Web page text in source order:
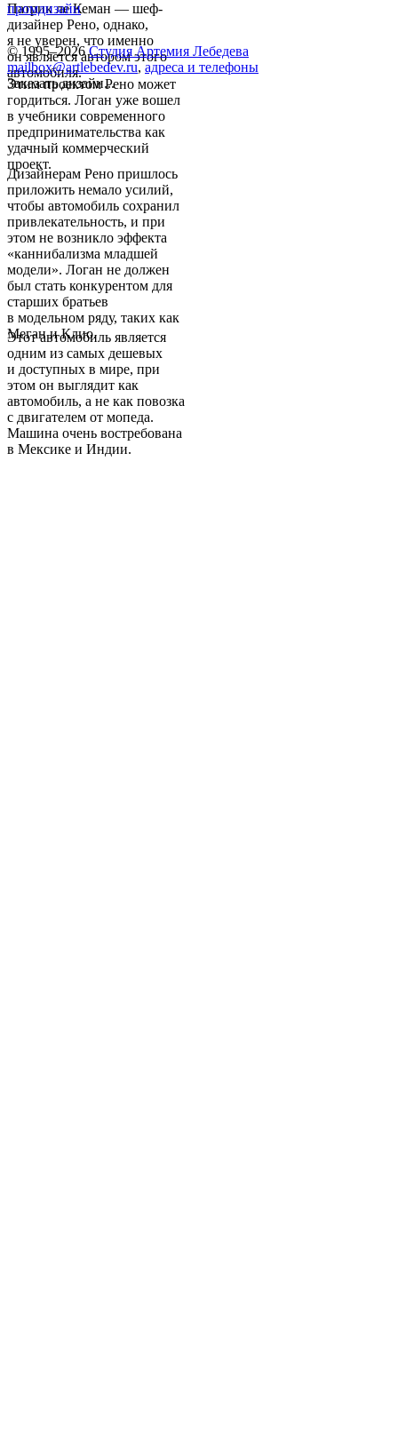
Патрик ле Кеман — шеф-
дизайнер Рено, однако,
я не уверен, что именно
он является автором этого
автомобиля.
Этим проектом Рено может
гордиться. Логан уже вошел
в учебники современного
предпринимательства как
удачный коммерческий
проект.
Дизайнерам Рено пришлось
приложить немало усилий,
чтобы автомобиль сохранил
привлекательность, и при
этом не возникло эффекта
«каннибализма младшей
модели». Логан не должен
был стать конкурентом для
старших братьев
в модельном ряду, таких как
Меган и Клио.
Этот автомобиль является
одним из самых дешевых
и доступных в мире, при
этом он выглядит как
автомобиль, а не как повозка
с двигателем от мопеда.
Машина очень востребована
в Мексике и Индии.
промдизайн
© 1995–2026 Студия Артемия Лебедева
mailbox@artlebedev.ru, адреса и телефоны
Заказать дизайн...